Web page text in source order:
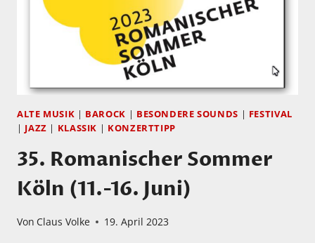
STARTET
02.05
ALTE MUSIK | BAROCK | BESONDERE SOUNDS | FESTIVAL
| JAZZ | KLASSIK | KONZERTTIPP
35. Romanischer Sommer
Köln (11.-16. Juni)
Von Claus Volke 19. April 2023